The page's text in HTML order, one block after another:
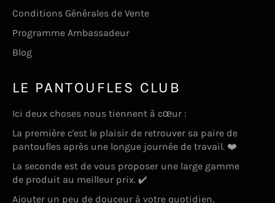
Conditions Générales de Vente
Programme Ambassadeur
Blog
LE PANTOUFLES CLUB
Ici deux choses nous tiennent à cœur :
La première c'est le plaisir de retrouver sa paire de
pantoufles après une longue journée de travail. ❤️
La seconde est de vous proposer une large gamme
de produit au meilleur prix. ✔️
Ajouter un peu de douceur à votre quotidien,